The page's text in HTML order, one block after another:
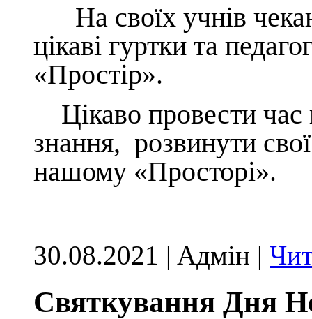
На своїх учнів
цікаві гуртки та
«Простір».
Цікаво провести час
знання, розвинути
нашому «Просторі».
30.08.2021 | Aдмін |
Святкування Дня